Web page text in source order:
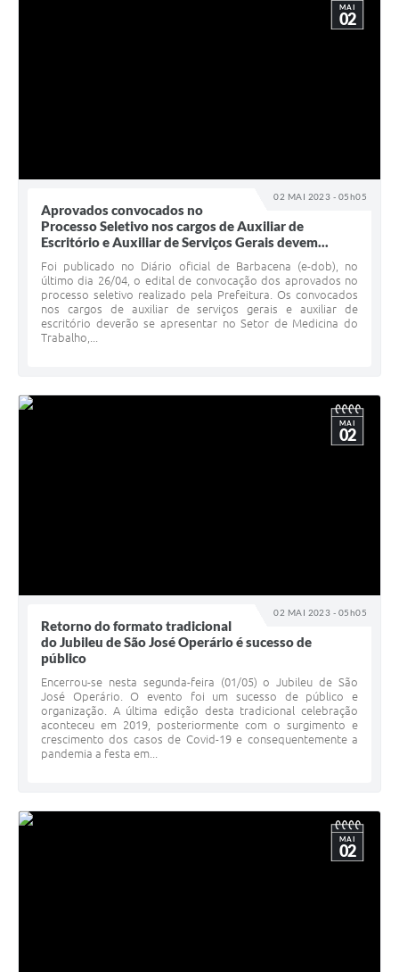
02 MAI 2023 - 05h05
MAI
02
Aprovados convocados no
Processo Seletivo nos cargos de Auxiliar de
Escritório e Auxiliar de Serviços Gerais devem...
Foi publicado no Diário oficial de Barbacena (e-dob), no
último dia 26/04, o edital de convocação dos aprovados no
processo seletivo realizado pela Prefeitura. Os convocados
nos cargos de auxiliar de serviços gerais e auxiliar de
escritório deverão se apresentar no Setor de Medicina do
Trabalho,...
02 MAI 2023 - 05h05
MAI
02
Retorno do formato tradicional
do Jubileu de São José Operário é sucesso de
público
Encerrou-se nesta segunda-feira (01/05) o Jubileu de São
José Operário. O evento foi um sucesso de público e
organização. A última edição desta tradicional celebração
aconteceu em 2019, posteriormente com o surgimento e
crescimento dos casos de Covid-19 e consequentemente a
pandemia a festa em...
MAI
02